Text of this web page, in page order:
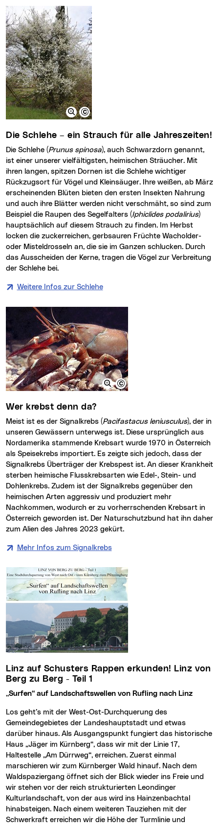
Die Schlehe – ein Strauch für alle Jahreszeiten!
Die Schlehe (Prunus spinosa), auch Schwarzdorn genannt,
ist einer unserer vielfältigsten, heimischen Sträucher. Mit
ihren langen, spitzen Dornen ist die Schlehe wichtiger
Rückzugsort für Vögel und Kleinsäuger. Ihre weißen, ab März
erscheinenden Blüten bieten den ersten Insekten Nahrung
und auch ihre Blätter werden nicht verschmäht, so sind zum
Beispiel die Raupen des Segelfalters (Iphiclides podalirius)
hauptsächlich auf diesem Strauch zu finden. Im Herbst
locken die zuckerreichen, gerbsauren Früchte Wacholder-
oder Misteldrosseln an, die sie im Ganzen schlucken. Durch
das Ausscheiden der Kerne, tragen die Vögel zur Verbreitung
der Schlehe bei.
Weitere Infos zur Schlehe
Wer krebst denn da?
Meist ist es der Signalkrebs (Pacifastacus leniusculus), der in
unseren Gewässern unterwegs ist. Diese ursprünglich aus
Nordamerika stammende Krebsart wurde 1970 in Österreich
als Speisekrebs importiert. Es zeigte sich jedoch, dass der
Signalkrebs Überträger der Krebspest ist. An dieser Krankheit
sterben heimische Flusskrebsarten wie Edel-, Stein- und
Dohlenkrebs. Zudem ist der Signalkrebs gegenüber den
heimischen Arten aggressiv und produziert mehr
Nachkommen, wodurch er zu vorherrschenden Krebsart in
Österreich geworden ist. Der Naturschutzbund hat ihn daher
zum Alien des Jahres 2023 gekürt.
Mehr Infos zum Signalkrebs
Linz auf Schusters Rappen erkunden! Linz von
Berg zu Berg - Teil 1
„Surfen“ auf Landschaftswellen von Rufling nach Linz
Los geht’s mit der West-Ost-Durchquerung des
Gemeindegebietes der Landeshauptstadt und etwas
darüber hinaus. Als Ausgangspunkt fungiert das historische
Haus „Jäger im Kürnberg“, dass wir mit der Linie 17,
Haltestelle „Am Dürrweg“, erreichen. Zuerst einmal
marschieren wir zum Kürnberger Wald hinauf. Nach dem
Waldspaziergang öffnet sich der Blick wieder ins Freie und
wir stehen vor der reich strukturierten Leondinger
Kulturlandschaft, von der aus wird ins Hainzenbachtal
hinabsteigen. Nach einem weiteren Tauziehen mit der
Schwerkraft erreichen wir die Höhe der Turmlinie und